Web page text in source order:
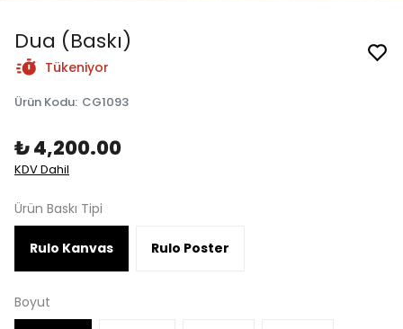
Dua (Baskı)
Tükeniyor
Ürün Kodu: CG1093
₺ 4,200.00
KDV Dahil
Ürün Baskı Tipi
Rulo Kanvas Rulo Poster
Boyut